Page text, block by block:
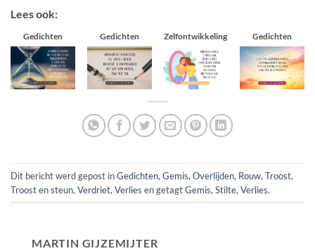
Lees ook:
Gedichten Gedichten Zelfontwikkeling Gedichten
Dit bericht werd gepost inGedichten, Gemis, Overlijden, Rouw, Troost,
Troost en steun, Verdriet, Verlies en getagtGemis, Stilte, Verlies.
MARTIN GIJZEMIJTER